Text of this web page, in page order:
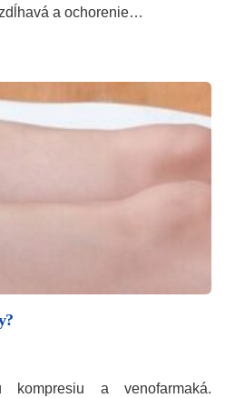
a ochorenie…
kompresiu a venofarmaká.